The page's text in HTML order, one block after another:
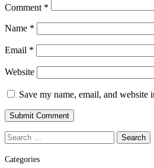
Comment *
Name *
Email *
Website
Save my name, email, and
Search
for:
Categories